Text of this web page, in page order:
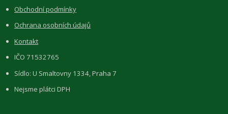
Obchodní podmínky
Ochrana osobních údajů
Kontakt
IČO 71532765
Sídlo: U Smaltovny 1334, Praha 7
Nejsme plátci DPH